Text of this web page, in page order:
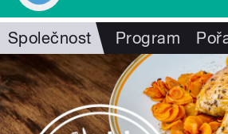
Společnost Program